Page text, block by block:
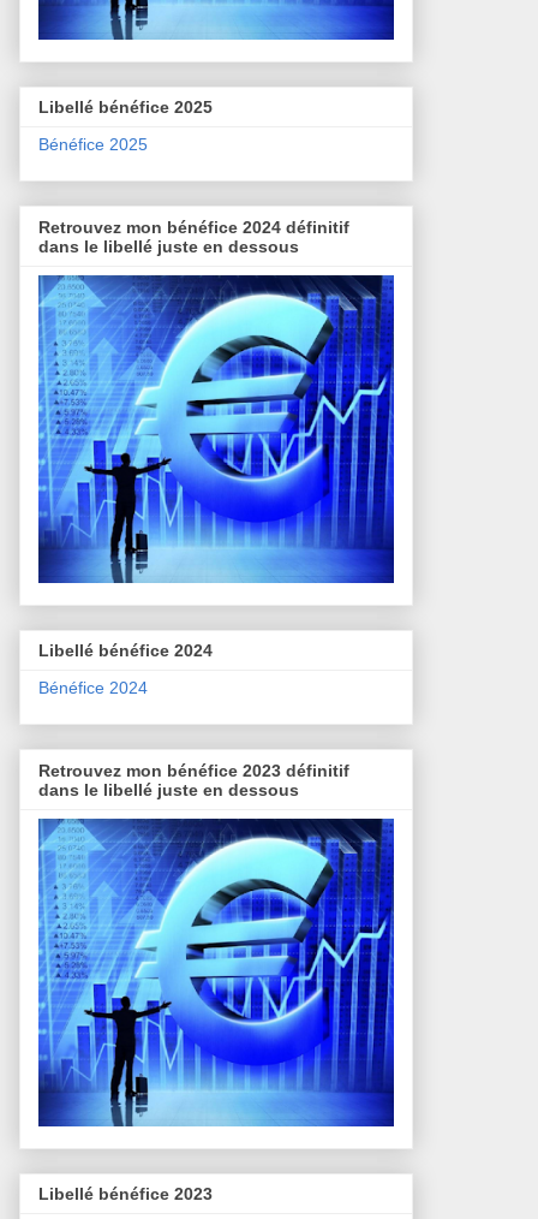
Libellé bénéfice 2025
Bénéfice 2025
Retrouvez mon bénéfice 2024 définitif
dans le libellé juste en dessous
Libellé bénéfice 2024
Bénéfice 2024
Retrouvez mon bénéfice 2023 définitif
dans le libellé juste en dessous
Libellé bénéfice 2023